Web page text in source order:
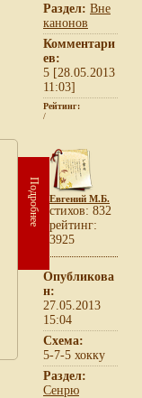
Раздел: Вне
канонов
Комментари
ев:
5 [28.05.2013
11:03]
Рейтинг:
/
Подробнее Евгений М.Б.
cтихов: 832
рейтинг:
3925
Опубликова
н:
27.05.2013
15:04
Схема:
5-7-5 хокку
Раздел:
Сенрю